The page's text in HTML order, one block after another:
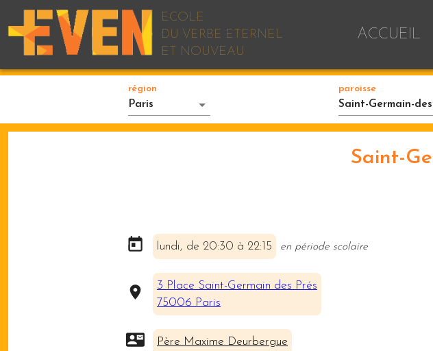
ECOLE
DU VERBE ETERNEL
ET NOUVEAU
ACCUEIL
région
Paris
paroisse
Saint-Germain-
Saint-
lundi, de 20:30 à 22:15 en période scolaire
3 Place Saint-Germain des Prés
75006 Paris
Père Maxime Deurbergue